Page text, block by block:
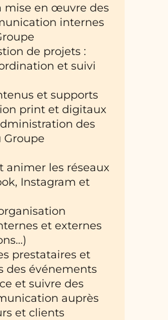
mise en œuvre des
internes
de projets :
et suivi
et supports
print et digitaux
des
Groupe
animer les réseaux
Instagram et
et externes
prestataires et
des événements
et suivre des
auprès
et clients